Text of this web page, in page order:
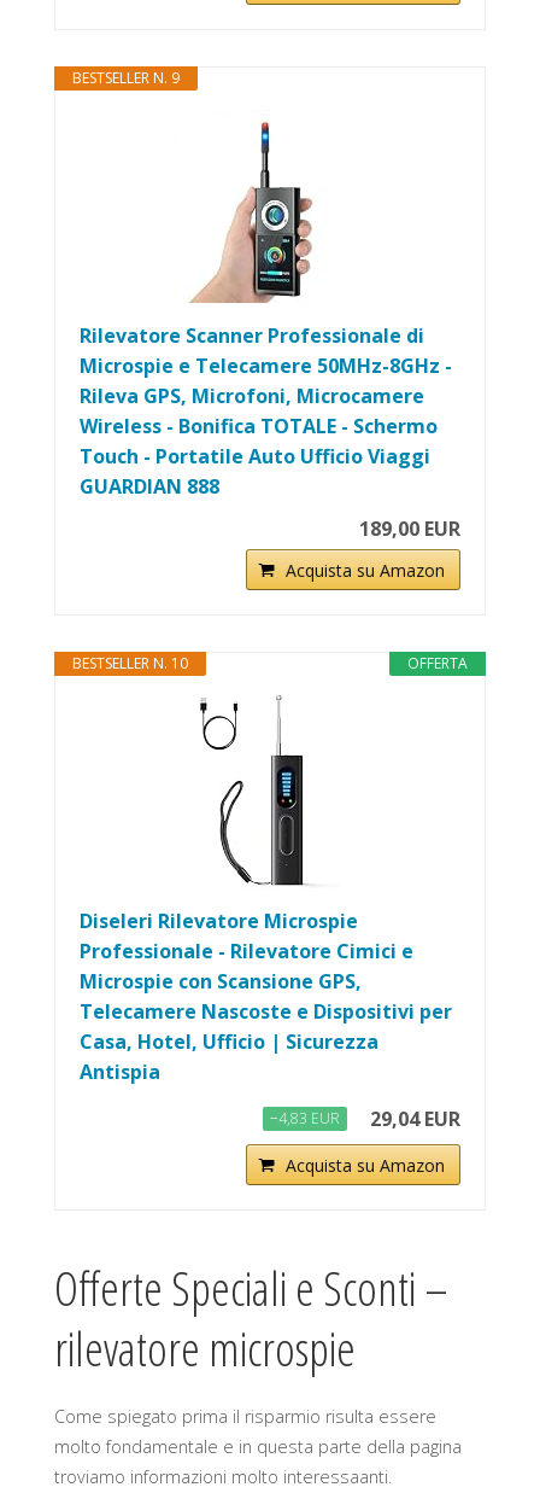
BESTSELLER N. 9
Rilevatore Scanner Professionale di
Microspie e Telecamere 50MHz-8GHz -
Rileva GPS, Microfoni, Microcamere
Wireless - Bonifica TOTALE - Schermo
Touch - Portatile Auto Ufficio Viaggi
GUARDIAN 888
189,00 EUR
Acquista su Amazon
OFFERTA
BESTSELLER N. 10
Diseleri Rilevatore Microspie
Professionale - Rilevatore Cimici e
Microspie con Scansione GPS,
Telecamere Nascoste e Dispositivi per
Casa, Hotel, Ufficio | Sicurezza
Antispia
−4,83 EUR 29,04 EUR
Acquista su Amazon
Offerte Speciali e Sconti –
rilevatore microspie
Come spiegato prima il risparmio risulta essere
molto fondamentale e in questa parte della pagina
troviamo informazioni molto interessaanti.